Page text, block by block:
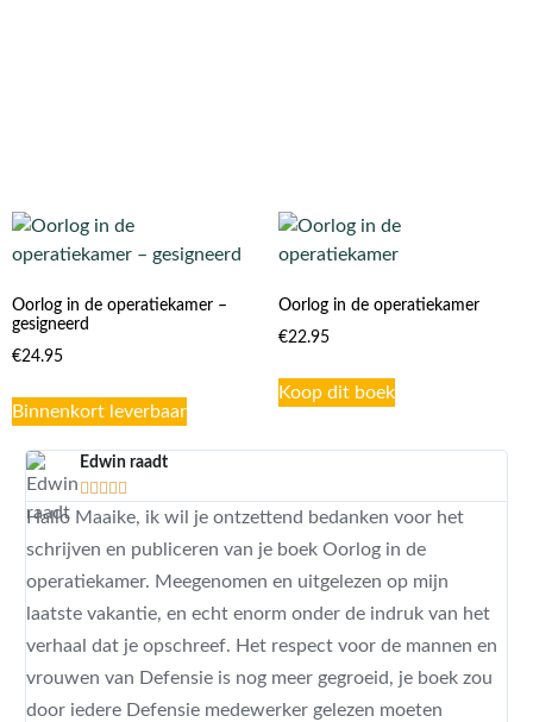
Oorlog in de operatiekamer –
gesigneerd
€24.95
Binnenkort leverbaar
Oorlog in de operatiekamer
€22.95
Koop dit boek
Edwin raadt
    
Hallo Maaike, ik wil je ontzettend bedanken voor het
schrijven en publiceren van je boek Oorlog in de
operatiekamer. Meegenomen en uitgelezen op mijn
laatste vakantie, en echt enorm onder de indruk van het
verhaal dat je opschreef. Het respect voor de mannen en
vrouwen van Defensie is nog meer gegroeid, je boek zou
door iedere Defensie medewerker gelezen moeten